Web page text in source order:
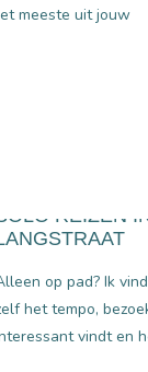
meeste uit jouw
REIZEN
op pad? Ik
het tempo,
vindt en